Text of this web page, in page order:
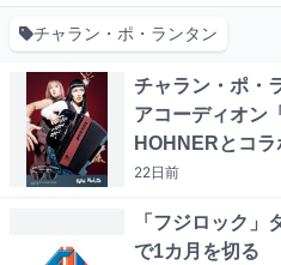
チャラン・ポ・ランタン
チャラン・ポ・
アコーディオン
HOHNERとコラ
22日前
「フジロック」
で1カ月を切る